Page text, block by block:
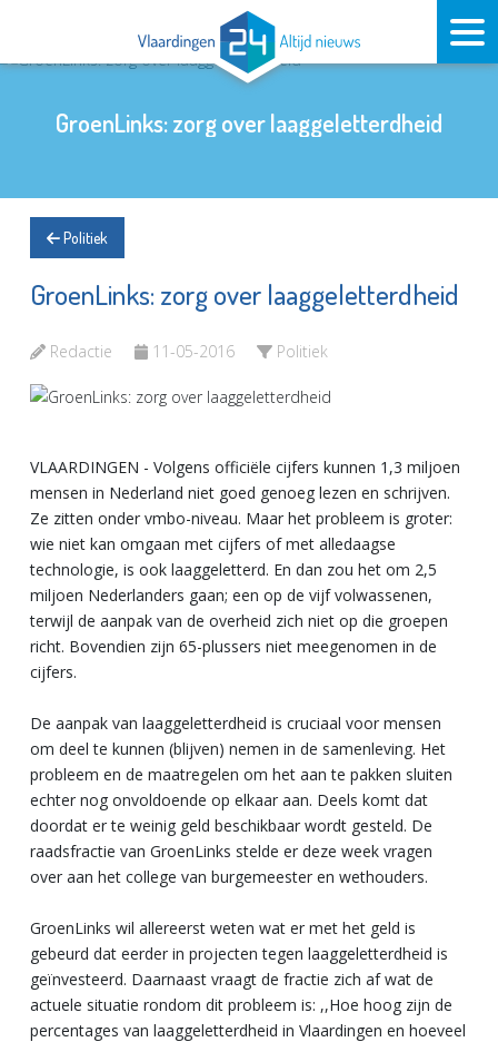
GroenLinks: zorg over laaggeletterdheid
Politiek
GroenLinks: zorg over laaggeletterdheid
Redactie 11-05-2016 Politiek
VLAARDINGEN - Volgens officiële cijfers kunnen 1,3 miljoen
mensen in Nederland niet goed genoeg lezen en schrijven.
Ze zitten onder vmbo-niveau. Maar het probleem is groter:
wie niet kan omgaan met cijfers of met alledaagse
technologie, is ook laaggeletterd. En dan zou het om 2,5
miljoen Nederlanders gaan; een op de vijf volwassenen,
terwijl de aanpak van de overheid zich niet op die groepen
richt. Bovendien zijn 65-plussers niet meegenomen in de
cijfers.
De aanpak van laaggeletterdheid is cruciaal voor mensen
om deel te kunnen (blijven) nemen in de samenleving. Het
probleem en de maatregelen om het aan te pakken sluiten
echter nog onvoldoende op elkaar aan. Deels komt dat
doordat er te weinig geld beschikbaar wordt gesteld. De
raadsfractie van GroenLinks stelde er deze week vragen
over aan het college van burgemeester en wethouders.
GroenLinks wil allereerst weten wat er met het geld is
gebeurd dat eerder in projecten tegen laaggeletterdheid is
geïnvesteerd. Daarnaast vraagt de fractie zich af wat de
actuele situatie rondom dit probleem is: ,,Hoe hoog zijn de
percentages van laaggeletterdheid in Vlaardingen en hoeveel